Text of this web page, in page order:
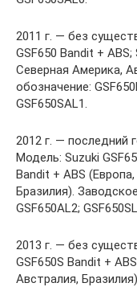
2011 г. — без
GSF650 Bandit +
Северная Америка,
обозначение:
GSF650SAL1.
2012 г. — последний
Модель: Suzuki
Bandit + ABS
Бразилия).
GSF650AL2;
2013 г. — без
GSF650S Bandit +
Австралия,